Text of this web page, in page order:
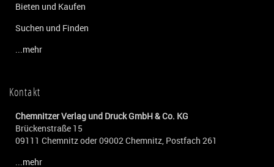
Bieten und Kaufen
Suchen und Finden
...mehr
Kontakt
Chemnitzer Verlag und Druck GmbH & Co. KG
Brückenstraße 15
09111 Chemnitz oder 09002 Chemnitz, Postfach 261
...mehr